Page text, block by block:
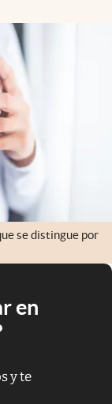
se distingue por
en
y te